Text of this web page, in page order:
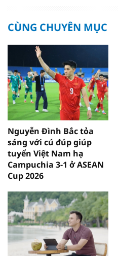
CÙNG CHUYÊN MỤC
Nguyễn Đình Bắc tỏa
sáng với cú đúp giúp
tuyển Việt Nam hạ
Campuchia 3-1 ở ASEAN
Cup 2026